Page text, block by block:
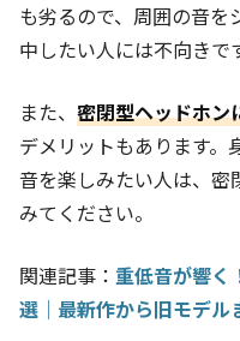
も劣るので、周囲の音を
中したい人には不向きで
また、 密閉型ヘッドホン
デメリットもあります。
音を楽しみたい人は、密
みてください。
関連記事： 重低音が響く
選｜最新作から旧モデル